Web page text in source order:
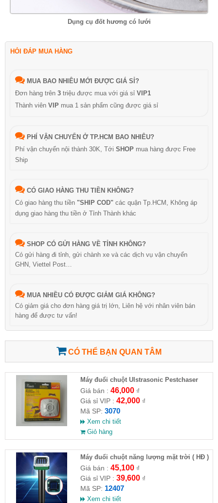
Dụng cụ đốt hương có lưới
HỎI ĐÁP MUA HÀNG
MUA BAO NHIÊU MỚI ĐƯỢC GIÁ SỈ?
Đơn hàng trên 3 triệu được mua với giá sỉ VIP1
Thành viên VIP mua 1 sản phẩm cũng được giá sỉ
PHÍ VẬN CHUYỂN Ở TP.HCM BAO NHIÊU?
Phí vận chuyển nội thành 30K, Tới SHOP mua hàng được Free
Ship
CÓ GIAO HÀNG THU TIỀN KHÔNG?
Có giao hàng thu tiền "SHIP COD" các quận Tp.HCM, Không áp
dụng giao hàng thu tiền ở Tỉnh Thành khác
SHOP CÓ GỬI HÀNG VỀ TỈNH KHÔNG?
Có gửi hàng đi tỉnh, gửi chành xe và các dịch vụ vận chuyển
GHN, Viettel Post…
MUA NHIỀU CÓ ĐƯỢC GIẢM GIÁ KHÔNG?
Có giảm giá cho đơn hàng giá trị lớn, Liên hệ với nhân viên bán
hàng để được tư vấn!
CÓ THỂ BẠN QUAN TÂM
Máy đuổi chuột Ulstrasonic Pestchaser
Giá bán : 46,000₫
Giá sỉ VIP : 42,000₫
Mã SP: 3070
Xem chi tiết
Giỏ hàng
Máy đuổi chuột năng lượng mặt trời ( HĐ )
Giá bán : 45,100₫
Giá sỉ VIP : 39,600₫
Mã SP: 12407
Xem chi tiết